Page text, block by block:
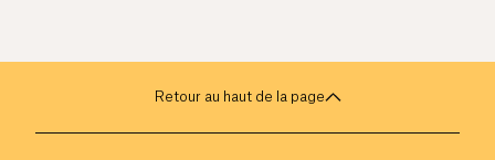
Retour au haut de la page